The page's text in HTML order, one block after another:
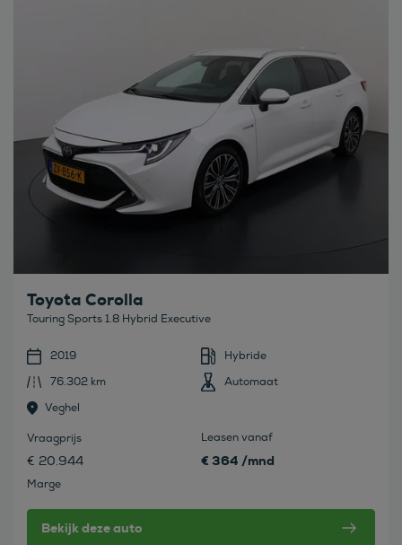
Toyota Corolla
Touring Sports 1.8 Hybrid Executive
2019
Hybride
76.302 km
Automaat
Veghel
Vraagprijs
€ 20.944
Marge
Leasen vanaf
€ 364 /mnd
Bekijk deze auto